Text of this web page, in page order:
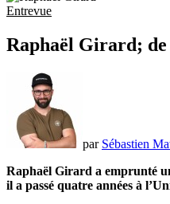
Entrevue
Raphaël Girard; de
par Sébastien
Raphaël Girard a emprunté
il a passé quatre années à